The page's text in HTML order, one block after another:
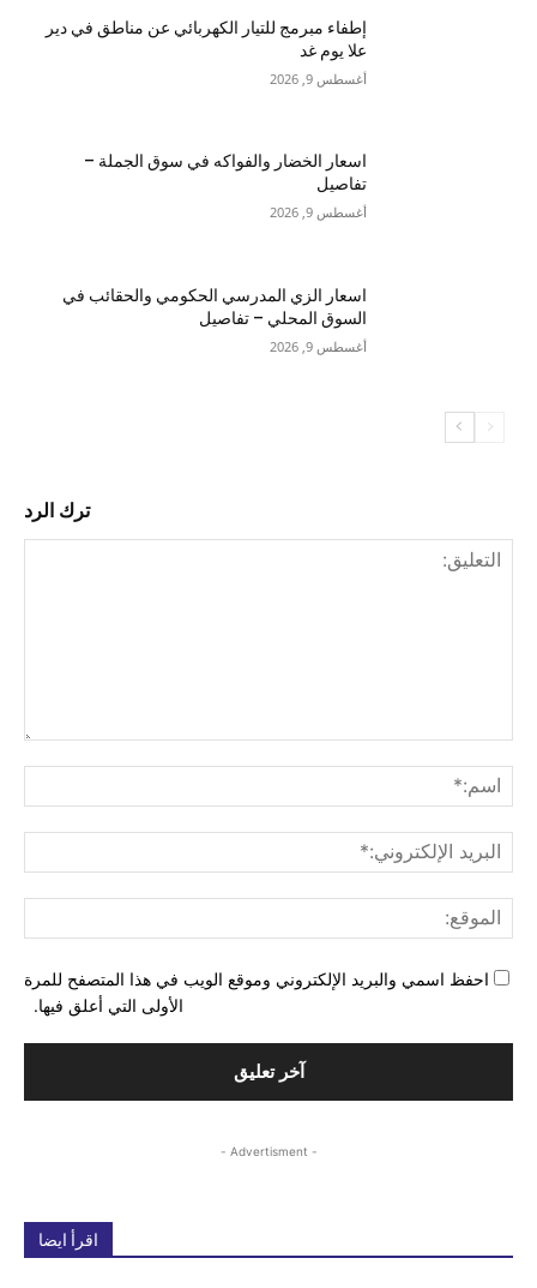
إطفاء مبرمج للتيار الكهربائي عن مناطق في دير
علا يوم غد
أغسطس 9, 2026
اسعار الخضار والفواكه في سوق الجملة –
تفاصيل
أغسطس 9, 2026
اسعار الزي المدرسي الحكومي والحقائب في
السوق المحلي – تفاصيل
أغسطس 9, 2026
ترك الرد
احفظ اسمي والبريد الإلكتروني وموقع الويب في هذا المتصفح للمرة
الأولى التي أعلق فيها.
- Advertisment -
اقرأ ايضا